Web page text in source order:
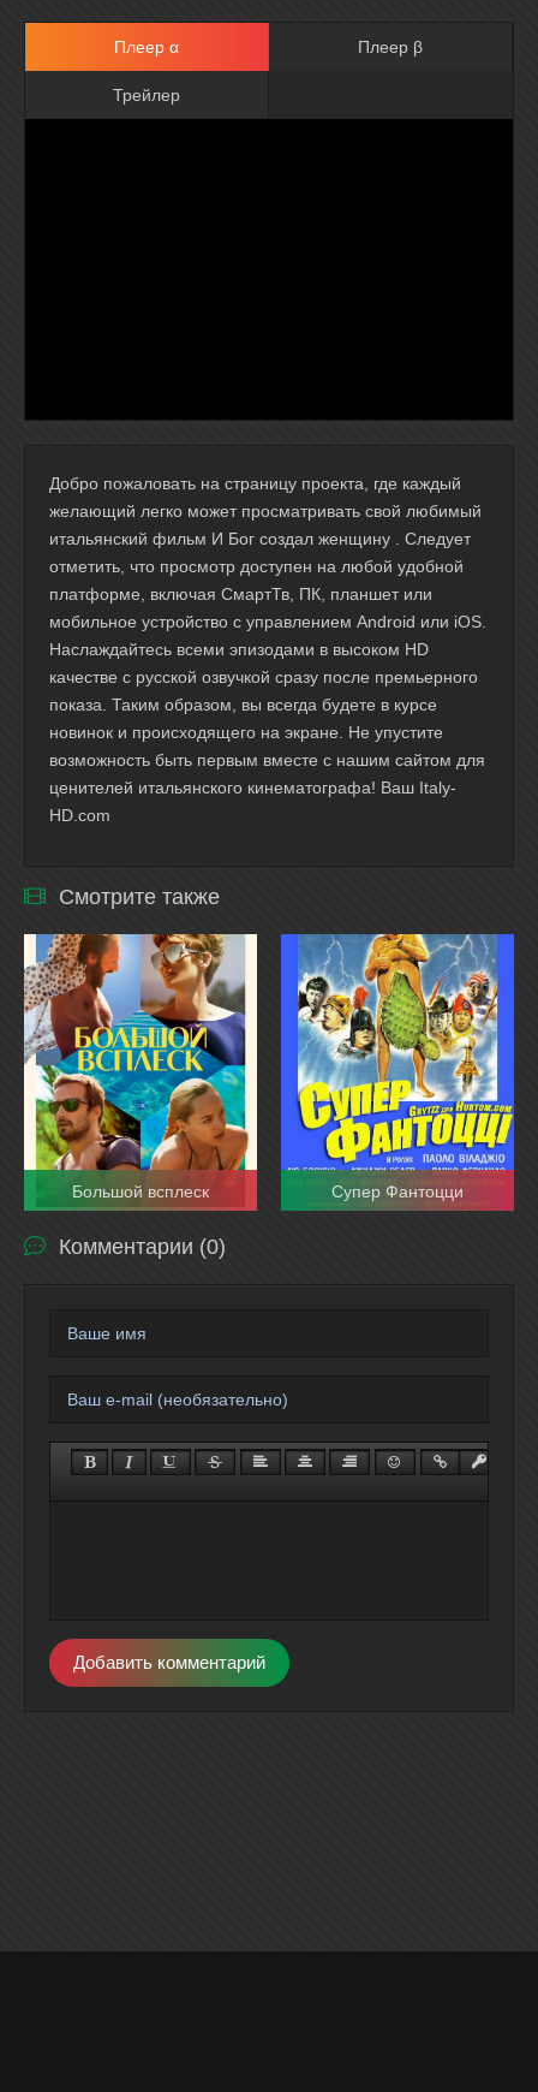
Плеер α Плеер β
Трейлер
Добро пожаловать на страницу проекта, где каждый
желающий легко может просматривать свой любимый
итальянский фильм И Бог создал женщину . Следует
отметить, что просмотр доступен на любой удобной
платформе, включая СмартТв, ПК, планшет или
мобильное устройство с управлением Android или iOS.
Наслаждайтесь всеми эпизодами в высоком HD
качестве с русской озвучкой сразу после премьерного
показа. Таким образом, вы всегда будете в курсе
новинок и происходящего на экране. Не упустите
возможность быть первым вместе с нашим сайтом для
ценителей итальянского кинематографа! Ваш Italy-
HD.com
Смотрите также
Большой всплеск Супер Фантоцци
Комментарии (0)
Добавить комментарий